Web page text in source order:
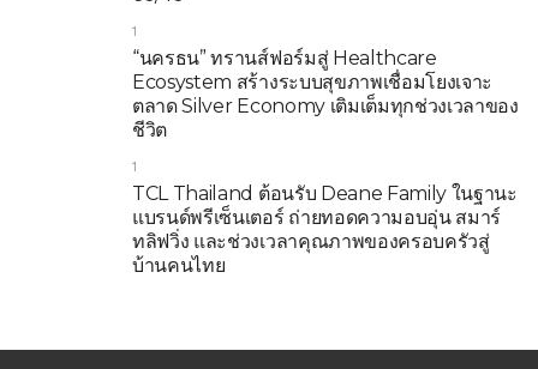
1
“นครธน” ทรานส์ฟอร์มสู่ Healthcare
Ecosystem สร้างระบบสุขภาพเชื่อมโยงเจาะ
ตลาด Silver Economy เติมเต็มทุกช่วงเวลาของ
ชีวิต
1
TCL Thailand ต้อนรับ Deane Family ในฐานะ
แบรนด์พรีเซ็นเตอร์ ถ่ายทอดความอบอุ่น สมาร์
ทลิฟวิ่ง และช่วงเวลาคุณภาพของครอบครัวสู่
บ้านคนไทย